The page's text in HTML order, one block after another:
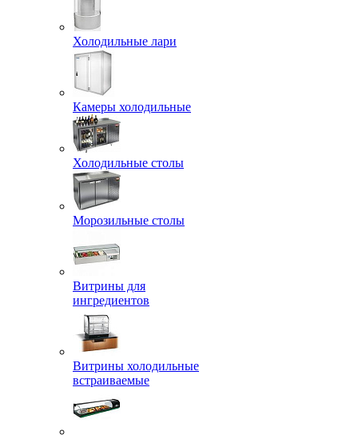
Холодильные лари
Камеры холодильные
Холодильные столы
Морозильные столы
Витрины для
ингредиентов
Витрины холодильные
встраиваемые